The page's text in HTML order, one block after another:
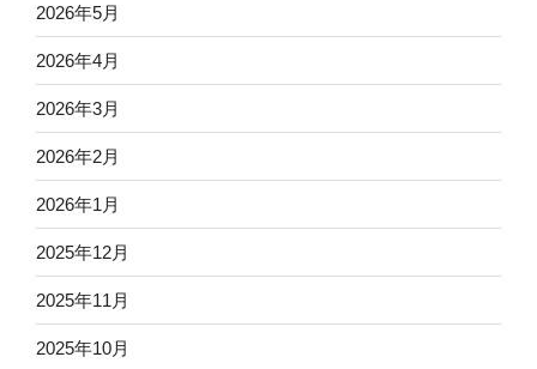
2026年5月
2026年4月
2026年3月
2026年2月
2026年1月
2025年12月
2025年11月
2025年10月